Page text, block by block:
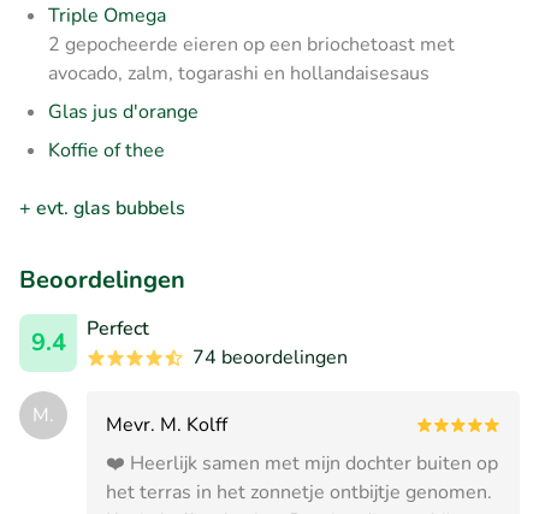
Triple Omega
2 gepocheerde eieren op een briochetoast met
avocado, zalm, togarashi en hollandaisesaus
Glas jus d'orange
Koffie of thee
+ evt. glas bubbels
Beoordelingen
9.4
Perfect
74 beoordelingen
M.
Mevr. M. Kolff
❤️ Heerlijk samen met mijn dochter buiten op
het terras in het zonnetje ontbijtje genomen.